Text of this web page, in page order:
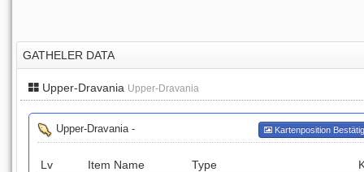
GATHELER DATA
Upper-Dravania Upper-Dravania
Upper-Dravania - Kartenposition
Lv Item Name Type